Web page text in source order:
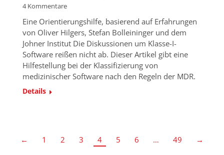
4 Kommentare
Eine Orientierungshilfe, basierend auf Erfahrungen
von Oliver Hilgers, Stefan Bolleininger und dem
Johner Institut Die Diskussionen um Klasse-I-
Software reißen nicht ab. Dieser Artikel gibt eine
Hilfestellung bei der Klassifizierung von
medizinischer Software nach den Regeln der MDR.
Details
← 1 2 3 4 5 6 … 49 →